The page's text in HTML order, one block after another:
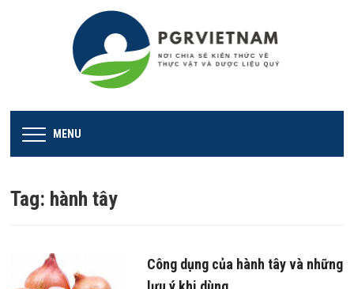
MENU
Tag: hành tây
Công dụng của hành tây và những